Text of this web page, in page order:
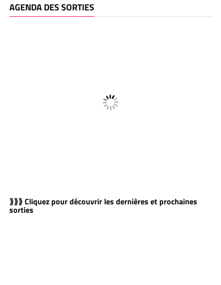
AGENDA DES SORTIES
⟫⟫⟫ Cliquez pour découvrir les dernières et prochaines
sorties